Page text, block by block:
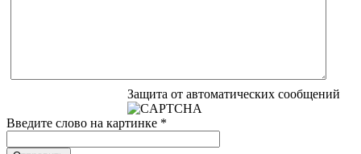
Защита от автоматических сообщений
Введите слово на картинке *